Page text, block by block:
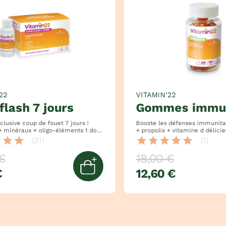
flash 7 jours
coup de fouet 7 jours !
+ oligo-éléments 1 dose
apports en vitamines
star star (21)
Ajouter au panier
gommes
VITAMIN'22
Booste les défenses immunitaires
+ propolis +
star star star star star (1)
18,00 €
12,60 €